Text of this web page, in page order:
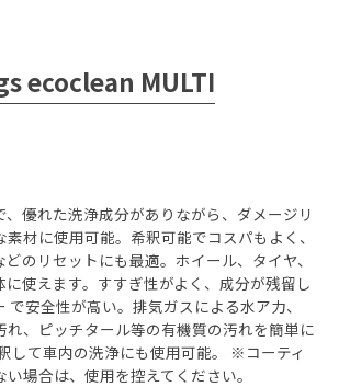
ecoclean MULTI
優れた洗浄成分がありながら、ダメージリ
材に使用可能。希釈可能でコスパもよく、
のリセットにも最適。ホイール、タイヤ、
に使えます。すすぎ性がよく、成分が残留し
で安全性が高い。排気ガスによる水ア力、
れ、ピッチタール等の有機質の汚れを簡単に
して車内の洗浄にも使用可能。 ※コーティ
場合は、使用を控えてください。